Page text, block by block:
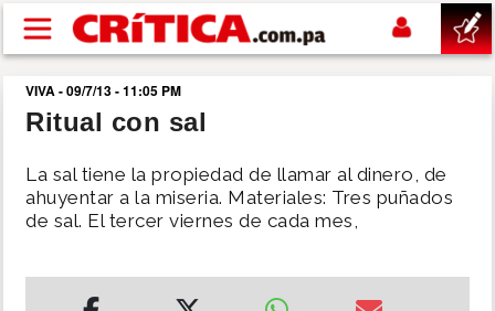
Pasar al contenido principal
buscar
NACIONAL
VIVA - 09/7/13 - 11:05 PM
Ritual con sal
La sal tiene la propiedad de llamar al dinero, de
ahuyentar a la miseria. Materiales: Tres puñados
de sal. El tercer viernes de cada mes,